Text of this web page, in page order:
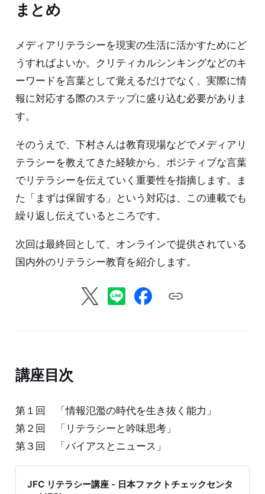
まとめ
メディアリテラシーを現実の生活に活かすためにど
うすればよいか。クリティカルシンキングなどのキ
ーワードを言葉として覚えるだけでなく、実際に情
報に対応する際のステップに盛り込む必要がありま
す。
そのうえで、下村さんは教育現場などでメディアリ
テラシーを教えてきた経験から、ポジティブな言葉
でリテラシーを伝えていく重要性を指摘します。ま
た「まずは保留する」という対応は、この連載でも
繰り返し伝えているところです。
次回は最終回として、オンラインで提供されている
国内外のリテラシー教育を紹介します。
講座目次
第１回 「情報氾濫の時代を生き抜く能力」
第２回 「リテラシーと吟味思考」
第３回 「バイアスとニュース」
JFC リテラシー講座 - 日本ファクトチェックセンタ